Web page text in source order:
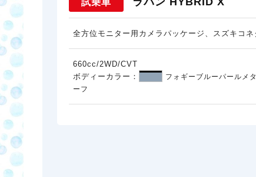
試乗車
全方位モニター用カメラパッケージ、スズキコ
660cc/2WD/CVT
ボディーカラー：
フォギーブルーパールメ
ーフ